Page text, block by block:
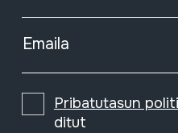
Emaila
Pribatutasun
ditut